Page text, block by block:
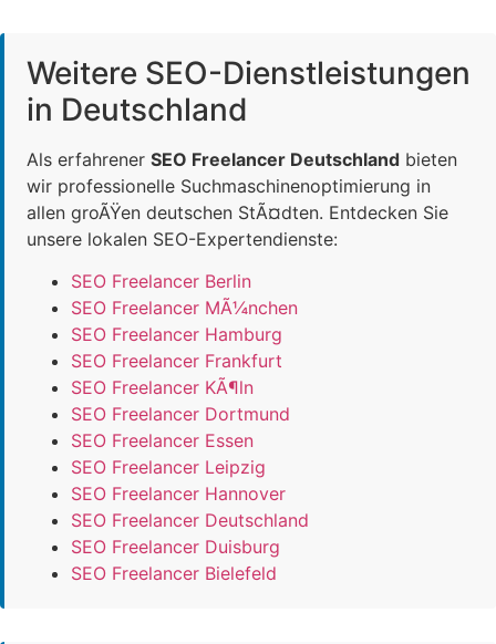
Weitere SEO-Dienstleistungen
in Deutschland
Als erfahrener SEO Freelancer Deutschland bieten
wir professionelle Suchmaschinenoptimierung in
allen groÃŸen deutschen StÃ¤dten. Entdecken Sie
unsere lokalen SEO-Expertendienste:
SEO Freelancer Berlin
SEO Freelancer MÃ¼nchen
SEO Freelancer Hamburg
SEO Freelancer Frankfurt
SEO Freelancer KÃ¶ln
SEO Freelancer Dortmund
SEO Freelancer Essen
SEO Freelancer Leipzig
SEO Freelancer Hannover
SEO Freelancer Deutschland
SEO Freelancer Duisburg
SEO Freelancer Bielefeld